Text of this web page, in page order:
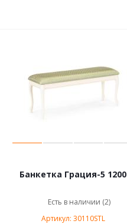
Банкетка Грация-5 1200
Есть в наличии (2)
Артикул: 30110STL